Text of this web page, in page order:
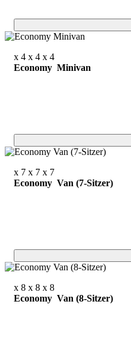
x 4 x 4 x 4
Economy Minivan
x 7 x 7 x 7
Economy Van (7-Sitzer)
x 8 x 8 x 8
Economy Van (8-Sitzer)